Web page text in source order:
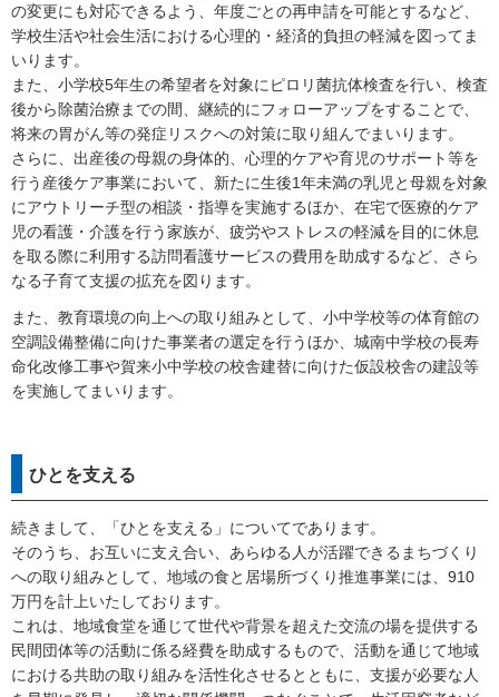
の変更にも対応できるよう、年度ごとの再申請を可能とするなど、
学校生活や社会生活における心理的・経済的負担の軽減を図ってま
いります。
また、小学校5年生の希望者を対象にピロリ菌抗体検査を行い、検査
後から除菌治療までの間、継続的にフォローアップをすることで、
将来の胃がん等の発症リスクへの対策に取り組んでまいります。
さらに、出産後の母親の身体的、心理的ケアや育児のサポート等を
行う産後ケア事業において、新たに生後1年未満の乳児と母親を対象
にアウトリーチ型の相談・指導を実施するほか、在宅で医療的ケア
児の看護・介護を行う家族が、疲労やストレスの軽減を目的に休息
を取る際に利用する訪問看護サービスの費用を助成するなど、さら
なる子育て支援の拡充を図ります。
また、教育環境の向上への取り組みとして、小中学校等の体育館の
空調設備整備に向けた事業者の選定を行うほか、城南中学校の長寿
命化改修工事や賀来小中学校の校舎建替に向けた仮設校舎の建設等
を実施してまいります。
ひとを支える
続きまして、「ひとを支える」についてであります。
そのうち、お互いに支え合い、あらゆる人が活躍できるまちづくり
への取り組みとして、地域の食と居場所づくり推進事業には、910
万円を計上いたしております。
これは、地域食堂を通じて世代や背景を超えた交流の場を提供する
民間団体等の活動に係る経費を助成するもので、活動を通じて地域
における共助の取り組みを活性化させるとともに、支援が必要な人